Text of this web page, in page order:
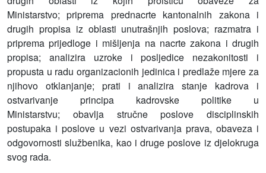
Ministarstvo;priprema prednacrte kantonalnih zakona i
drugih propisa iz oblasti unutrašnjih poslova; razmatra i
priprema prijedloge i mišljenja na nacrte zakona i drugih
propisa; analizira uzroke i posljedice nezakonitosti i
propusta u radu organizacionih jedinica i predlaže mjere za
njihovo otklanjanje; prati i analizira stanje kadrova i
ostvarivanje principa kadrovske politike u
Ministarstvu; obavlja stručne poslove disciplinskih
postupaka i poslove u vezi ostvarivanja prava, obaveza i
odgovornosti službenika, kao i druge poslove iz djelokruga
svog rada.